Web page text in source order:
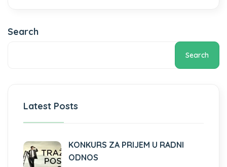
Search
Search
Latest Posts
KONKURS ZA PRIJEM U RADNI
ODNOS